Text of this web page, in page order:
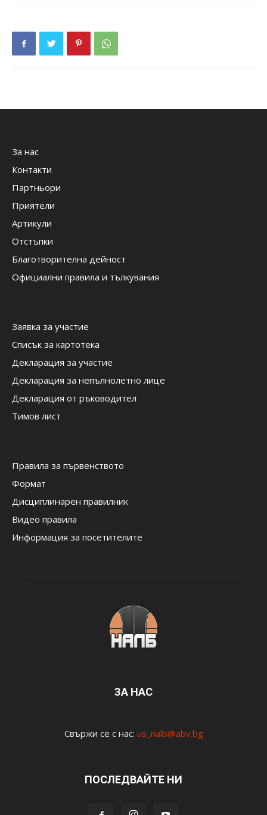
За нас
Контакти
Партньори
Приятели
Артикули
Отстъпки
Благотворителна дейност
Официални правила и тълкувания
Заявка за участие
Списък за картотека
Декларация за участие
Декларация за непълнолетно лице
Декларация от ръководител
Тимов лист
Правила за първенството
Формат
Дисциплинарен правилник
Видео правила
Информация за посетителите
ЗА НАС
Свържи се с нас: us_nalb@abv.bg
ПОСЛЕДВАЙТЕ НИ